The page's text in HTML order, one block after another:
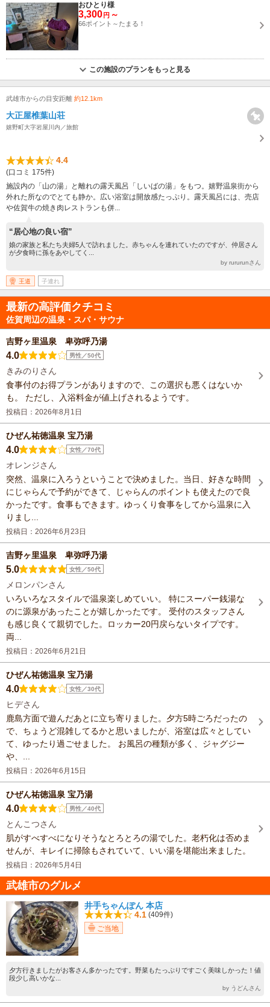
おひとり様
3,300 円 ～
66ポイント～たまる！
この施設のプランをもっと見る
武雄市からの目安距離 約12.1km
大正屋椎葉山荘
嬉野町大字岩屋川内／旅館
4.4
(口コミ 175件)
施設内の「山の湯」と離れの露天風呂「しいばの湯」をもつ。嬉野温泉街から
外れた所なのでとても静か。広い浴室は開放感たっぷり。露天風呂には、売店
や佐賀牛の焼き肉レストランも併...
“居心地の良い宿”
娘の家族と私たち夫婦5人で訪れました。赤ちゃんを連れていたのですが、仲居さん
が夕食時に孫をあやしてく...
by rururunさん
王道 子連れ
最新の高評価クチコミ
佐賀周辺の温泉・スパ・サウナ
吉野ヶ里温泉 卑弥呼乃湯
4.0 男性／50代
きみのりさん
食事付のお得プランがありますので、この選択も悪くはないか
も。 ただし、入浴料金が値上げされるようです。
投稿日：2026年8月1日
ひぜん祐徳温泉 宝乃湯
4.0 女性／70代
オレンジさん
突然、温泉に入ろうということで決めました。当日、好きな時間
にじゃらんで予約ができて、じゃらんのポイントも使えたので良
かったです。食事もできます。ゆっくり食事をしてから温泉に入
りまし...
投稿日：2026年6月23日
吉野ヶ里温泉 卑弥呼乃湯
5.0 女性／50代
メロンパンさん
いろいろなスタイルで温泉楽しめていい。 特にスーパー銭湯な
のに源泉があったことが嬉しかったです。 受付のスタッフさん
も感じ良くて親切でした。ロッカー20円戻らないタイプです。
両...
投稿日：2026年6月21日
ひぜん祐徳温泉 宝乃湯
4.0 女性／30代
ヒデさん
鹿島方面で遊んだあとに立ち寄りました。夕方5時ごろだったの
で、ちょうど混雑してるかと思いましたが、浴室は広々としてい
て、ゆったり過ごせました。 お風呂の種類が多く、ジャグジー
や、...
投稿日：2026年6月15日
ひぜん祐徳温泉 宝乃湯
4.0 男性／40代
とんこつさん
肌がすべすべになりそうなとろとろの湯でした。老朽化は否めま
せんが、キレイに掃除もされていて、いい湯を堪能出来ました。
投稿日：2026年5月4日
武雄市のグルメ
井手ちゃんぽん 本店
4.1 (409件)
ご当地
夕方行きましたがお客さん多かったです。野菜もたっぷりですごく美味しかった！値
段少し高いかな...
by うどんさん